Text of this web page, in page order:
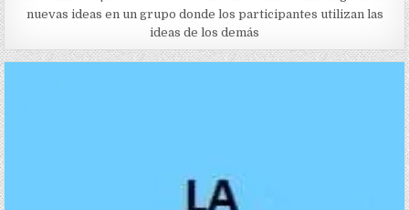
nuevas ideas en un grupo donde los participantes utilizan las
ideas de los demás